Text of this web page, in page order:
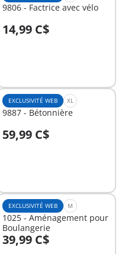
9806 - Factrice avec vélo
14,99 C$
Au panier
EXCLUSIVITÉ WEB XL
9887 - Bétonnière
59,99 C$
Au panier
EXCLUSIVITÉ WEB M
1025 - Aménagement pour
Boulangerie
39,99 C$
Au panier